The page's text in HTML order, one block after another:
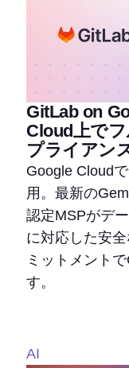
GitLab on
Cloud上で
プライアン
Google Cloud
用。最新の
認定MSPがデ
に対応した安
ミットメント
す。
AI